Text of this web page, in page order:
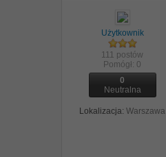
Użytkownik
111 postów
Pomógł: 0
0
Neutralna
Lokalizacja: Warszawa